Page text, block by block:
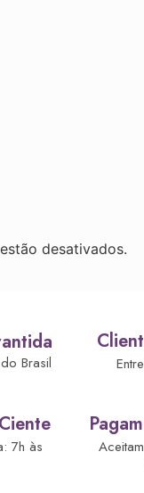
desativados.
Brasil
7h às